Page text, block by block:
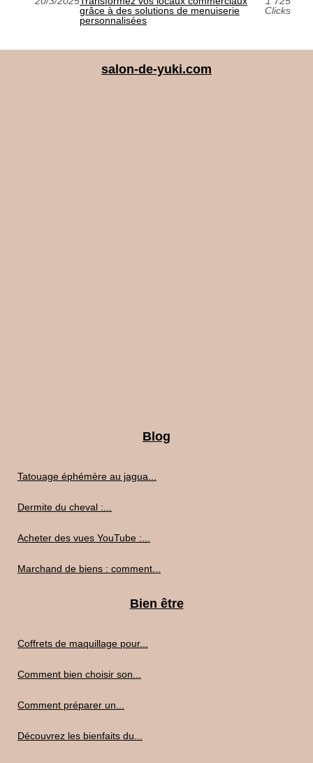
grâce à des solutions de menuiserie
personnalisées
Clicks
salon-de-yuki.com
Blog
Tatouage éphémère au jagua...
Dermite du cheval :...
Acheter des vues YouTube :...
Marchand de biens : comment...
Bien être
Coffrets de maquillage pour...
Comment bien choisir son...
Comment préparer un...
Découvrez les bienfaits du...